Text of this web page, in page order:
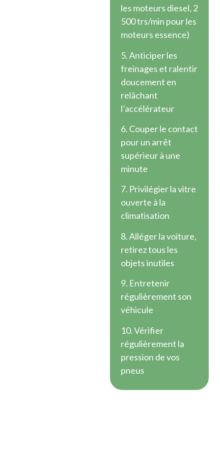
les moteurs diesel, 2
500 trs/min pour les
moteurs essence)
5. Anticiper les
freinages et ralentir
doucement en
relâchant
l’accélérateur
6. Couper le contact
pour un arrêt
supérieur à une
minute
7. Privilégier la vitre
ouverte à la
climatisation
8. Alléger la voiture,
retirez tous les
objets inutiles
9. Entretenir
régulièrement son
véhicule
10. Vérifier
régulièrement la
pression de vos
pneus